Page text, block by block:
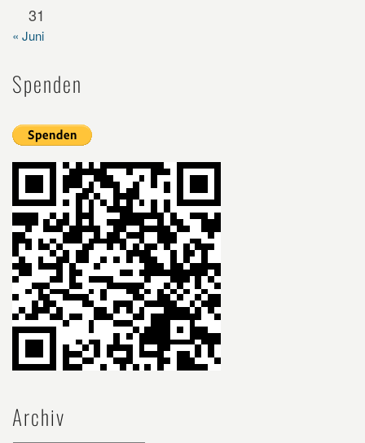
31
« Juni
Spenden
Archiv